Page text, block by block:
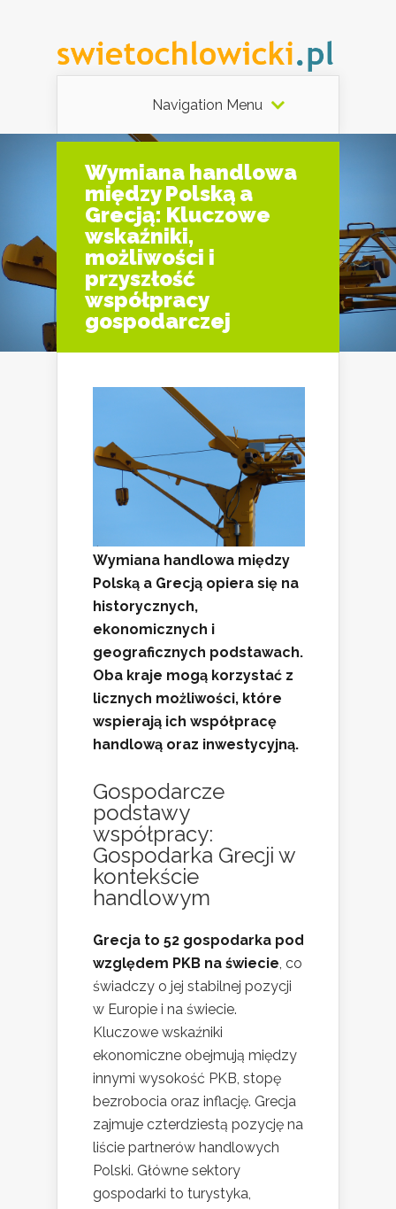
Navigation Menu
Wymiana handlowa
między Polską a
Grecją: Kluczowe
wskaźniki,
możliwości i
przyszłość
współpracy
gospodarczej
Wymiana handlowa między
Polską a Grecją opiera się na
historycznych,
ekonomicznych i
geograficznych podstawach.
Oba kraje mogą korzystać z
licznych możliwości, które
wspierają ich współpracę
handlową oraz inwestycyjną.
Gospodarcze
podstawy
współpracy:
Gospodarka Grecji w
kontekście
handlowym
Grecja to 52 gospodarka pod
względem PKB na świecie , co
świadczy o jej stabilnej pozycji
w Europie i na świecie.
Kluczowe wskaźniki
ekonomiczne obejmują między
innymi wysokość PKB, stopę
bezrobocia oraz inflację. Grecja
zajmuje czterdziestą pozycję na
liście partnerów handlowych
Polski. Główne sektory
gospodarki to turystyka,